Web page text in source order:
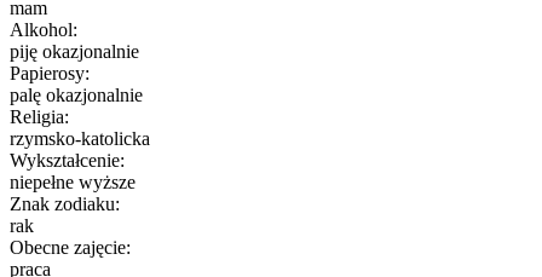
mam
Alkohol:
piję okazjonalnie
Papierosy:
palę okazjonalnie
Religia:
rzymsko-katolicka
Wykształcenie:
niepełne wyższe
Znak zodiaku:
rak
Obecne zajęcie:
praca